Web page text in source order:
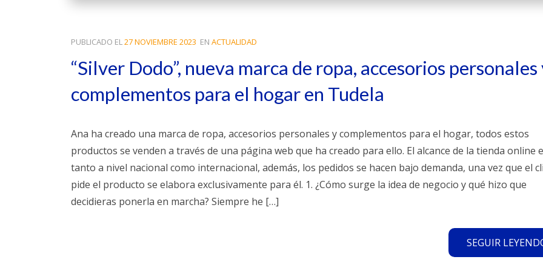
PUBLICADO EL27 NOVIEMBRE 2023 EN ACTUALIDAD
“Silver Dodo”, nueva marca de ropa, accesorios personales
complementos para el hogar en Tudela
Ana ha creado una marca de ropa, accesorios personales y complementos para el hogar, todos estos
productos se venden a través de una página web que ha creado para ello. El alcance de la tienda online
tanto a nivel nacional como internacional, además, los pedidos se hacen bajo demanda, una vez que el
pide el producto se elabora exclusivamente para él. 1. ¿Cómo surge la idea de negocio y qué hizo que
decidieras ponerla en marcha? Siempre he […]
SEGUIR